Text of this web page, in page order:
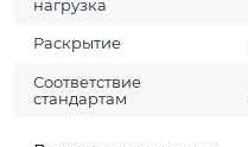
нагрузка
Раскрытие
Соответствие
стандартам